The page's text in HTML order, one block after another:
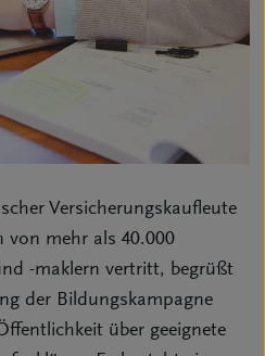
Versicherungskaufleute
von mehr als 40.000
-maklern vertritt, begrüßt
der Bildungskampagne
über geeignete